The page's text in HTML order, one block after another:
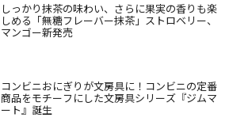
しっかり抹茶の味わい、さらに果実の香りも楽
しめる「無糖フレーバー抹茶」ストロベリー、
マンゴー新発売
コンビニおにぎりが文房具に！コンビニの定番
商品をモチーフにした文房具シリーズ『ジムマ
ート』誕生